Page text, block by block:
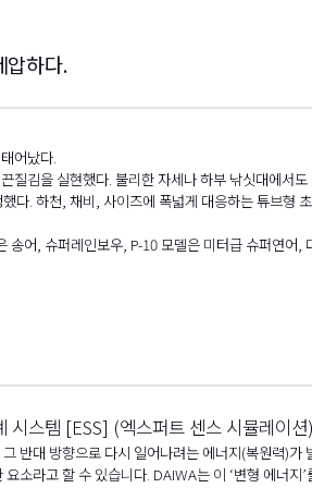
압하다.
어났다.
질김을 실현했다. 불리한 자세나 하부 낚싯대에서
다. 하천, 채비, 사이즈에 폭넓게 대응하는 튜브
어, 슈퍼레인보우, P-10 모델은 미터급 슈퍼연
시스템 [ESS] (엑스퍼트 센스 시뮬레이션)
반대 방향으로 다시 일어나려는 에너지(복원력)
소라고 할 수 있습니다. DAIWA는 이 ‘변형 에너